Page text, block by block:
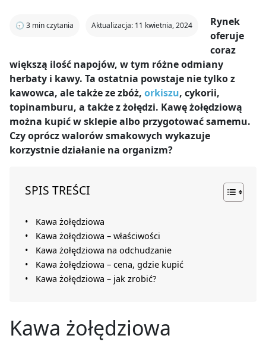
🕣 3 min czytania Aktualizacja: 11 kwietnia, 2024
Rynek
oferuje
coraz
większą ilość napojów, w tym różne odmiany
herbaty i kawy. Ta ostatnia powstaje nie tylko z
kawowca, ale także ze zbóż, orkiszu, cykorii,
topinamburu, a także z żołędzi. Kawę żołędziową
można kupić w sklepie albo przygotować samemu.
Czy oprócz walorów smakowych wykazuje
korzystnie działanie na organizm?
SPIS TREŚCI
Kawa żołędziowa
Kawa żołędziowa – właściwości
Kawa żołędziowa na odchudzanie
Kawa żołędziowa – cena, gdzie kupić
Kawa żołędziowa – jak zrobić?
Kawa żołędziowa